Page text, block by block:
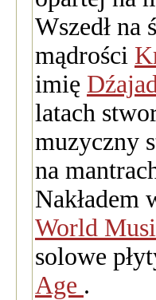
Wszedł na
mądrości
imię
latach
muzyczny
na
World
solowe
Age .